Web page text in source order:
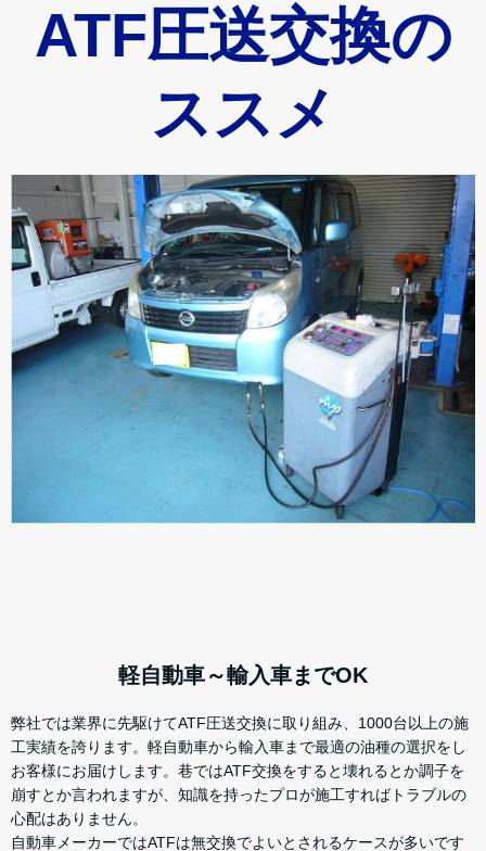
ATF圧送交換の
ススメ
軽自動車～輸入車までOK
弊社では業界に先駆けてATF圧送交換に取り組み、1000台以上の施
工実績を誇ります。軽自動車から輸入車まで最適の油種の選択をし
お客様にお届けします。巷ではATF交換をすると壊れるとか調子を
崩すとか言われますが、知識を持ったプロが施工すればトラブルの
心配はありません。
自動車メーカーではATFは無交換でよいとされるケースが多いです